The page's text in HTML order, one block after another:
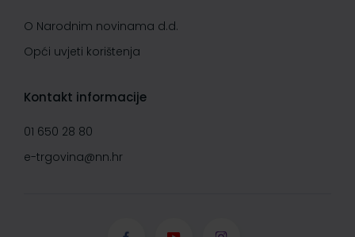
O Narodnim novinama d.d.
Opći uvjeti korištenja
Kontakt informacije
01 650 28 80
e-trgovina@nn.hr